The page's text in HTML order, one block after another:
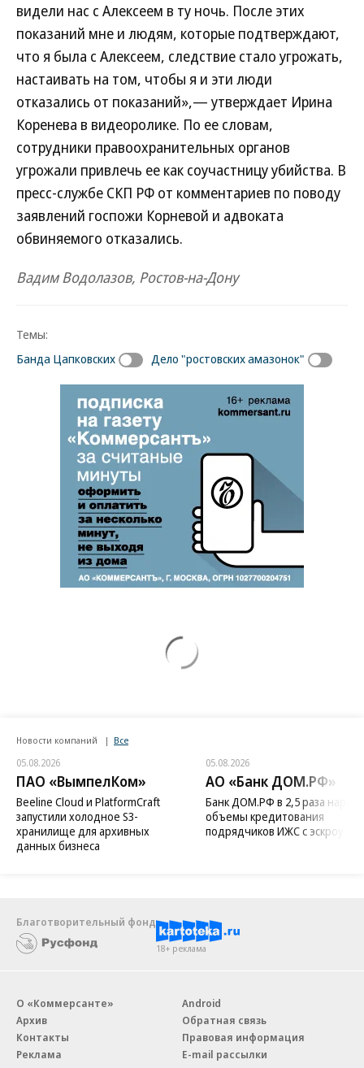
видели нас с Алексеем в ту ночь. После этих
показаний мне и людям, которые подтверждают,
что я была с Алексеем, следствие стало угрожать,
настаивать на том, чтобы я и эти люди
отказались от показаний»,— утверждает Ирина
Коренева в видеоролике. По ее словам,
сотрудники правоохранительных органов
угрожали привлечь ее как соучастницу убийства. В
пресс-службе СКП РФ от комментариев по поводу
заявлений госпожи Корневой и адвоката
обвиняемого отказались.
Вадим Водолазов, Ростов-на-Дону
Темы:
Банда Цапковских
Дело "ростовских амазонок"
Новости компаний Все
05.08.2026
ПАО «ВымпелКом»
Beeline Cloud и PlatformCraft
запустили холодное S3-
хранилище для архивных
данных бизнеса
05.08.2026
АО «Банк ДОМ.РФ»
Банк ДОМ.РФ в 2,5 раза
объемы кредитования
подрядчиков ИЖС с эскроу
Благотворительный фонд
18+ реклама
О «Коммерсанте»
Архив
Контакты
Реклама
Android
Обратная связь
Правовая информация
E-mail рассылки